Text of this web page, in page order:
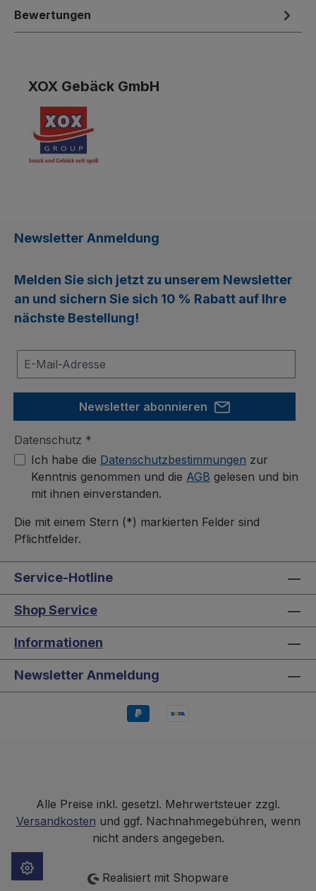
Bewertungen
XOX Gebäck GmbH
Newsletter Anmeldung
Melden Sie sich jetzt zu unserem Newsletter
an und sichern Sie sich 10 % Rabatt auf Ihre
nächste Bestellung!
Newsletter abonnieren
Datenschutz *
Ich habe die Datenschutzbestimmungen zur
Kenntnis genommen und die AGB gelesen und bin
mit ihnen einverstanden.
Die mit einem Stern (*) markierten Felder sind
Pflichtfelder.
Service-Hotline
Shop Service
Informationen
Newsletter Anmeldung
Alle Preise inkl. gesetzl. Mehrwertsteuer zzgl.
Versandkosten und ggf. Nachnahmegebühren, wenn
nicht anders angegeben.
Realisiert mit Shopware